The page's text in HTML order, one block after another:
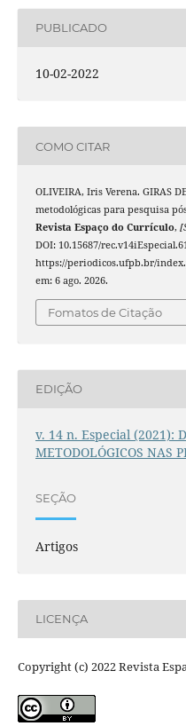
PUBLICADO
10-02-2022
COMO CITAR
OLIVEIRA, Iris Verena. GIRAS
metodológicas para pesquisa
Revista Espaço do Currículo,
DOI: 10.15687/
https://periodicos.ufpb.br/
em: 6 ago. 2026.
Fomatos de Citação
EDIÇÃO
v. 14 n. Especial (2021):
METODOLÓGICOS NAS
SEÇÃO
Artigos
LICENÇA
Copyright (c) 2022 Revista